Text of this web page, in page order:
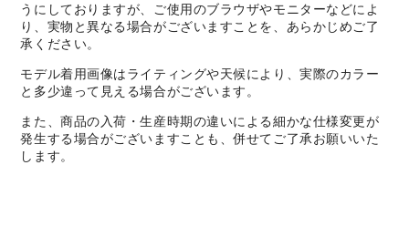
うにしておりますが、ご使用のブラウザやモニターなどによ
り、実物と異なる場合がございますことを、あらかじめご了
承ください。
モデル着用画像はライティングや天候により、実際のカラー
と多少違って見える場合がございます。
また、商品の入荷・生産時期の違いによる細かな仕様変更が
発生する場合がございますことも、併せてご了承お願いいた
します。